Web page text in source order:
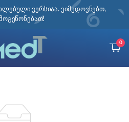
ვერსიაა. ვიმედოვნებთ,
0